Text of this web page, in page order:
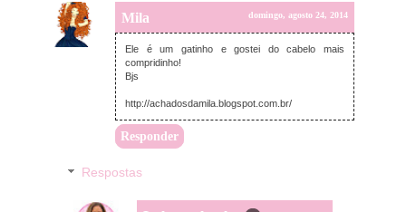
Mila domingo, agosto 24, 2014
Ele é um gatinho e gostei do cabelo mais
compridinho!
Bjs
http://achadosdamila.blogspot.com.br/
Responder
Respostas